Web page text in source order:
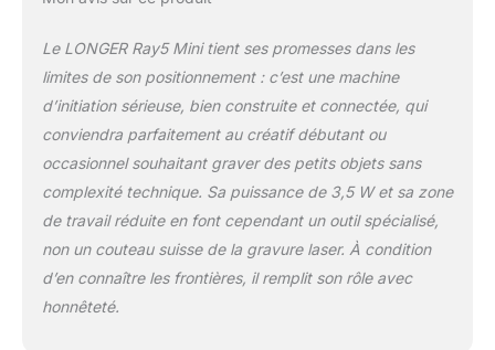
(2006/42/CE)."
précision : le LONGER
RAY5 Mini offre des
gravures précises
grâce à un point laser
ultrafin de 0,04 ×
0,04 mm, avec une
précision de 0,01
mm. Idéal pour des
designs riches en
Le LONGER Ray5 Mini tient ses promesses dans les
limites de son positionnement : c’est une machine
d’initiation sérieuse, bien construite et connectée, qui
conviendra parfaitement au créatif débutant ou
occasionnel souhaitant graver des petits objets sans
complexité technique. Sa puissance de 3,5 W et sa zone
de travail réduite en font cependant un outil spécialisé,
non un couteau suisse de la gravure laser. À condition
d’en connaître les frontières, il remplit son rôle avec
honnêteté.